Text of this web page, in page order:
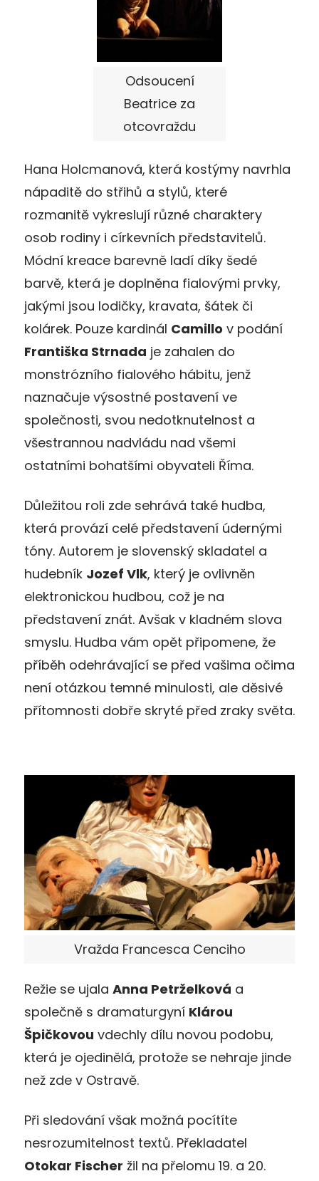
Odsoucení
Beatrice za
otcovraždu
Hana Holcmanová, která kostýmy navrhla
nápaditě do střihů a stylů, které
rozmanitě vykreslují různé charaktery
osob rodiny i církevních představitelů.
Módní kreace barevně ladí díky šedé
barvě, která je doplněna fialovými prvky,
jakými jsou lodičky, kravata, šátek či
kolárek. Pouze kardinál Camillo v podání
Františka Strnada je zahalen do
monstrózního fialového hábitu, jenž
naznačuje výsostné postavení ve
společnosti, svou nedotknutelnost a
všestrannou nadvládu nad všemi
ostatními bohatšími obyvateli Říma.
Důležitou roli zde sehrává také hudba,
která provází celé představení údernými
tóny. Autorem je slovenský skladatel a
hudebník Jozef Vlk, který je ovlivněn
elektronickou hudbou, což je na
představení znát. Avšak v kladném slova
smyslu. Hudba vám opět připomene, že
příběh odehrávající se před vašima očima
není otázkou temné minulosti, ale děsivé
přítomnosti dobře skryté před zraky světa.
Vražda Francesca Cenciho
Režie se ujala Anna Petrželková a
společně s dramaturgyní Klárou
Špičkovou vdechly dílu novou podobu,
která je ojedinělá, protože se nehraje jinde
než zde v Ostravě.
Při sledování však možná pocítíte
nesrozumitelnost textů. Překladatel
Otokar Fischer žil na přelomu 19. a 20.